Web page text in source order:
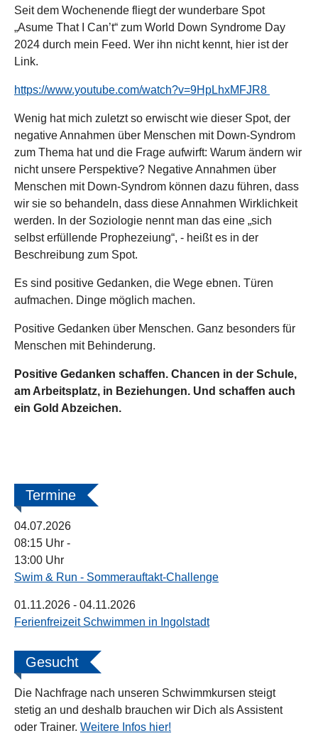
Seit dem Wochenende fliegt der wunderbare Spot
„Asume That I Can’t“ zum World Down Syndrome Day
2024 durch mein Feed. Wer ihn nicht kennt, hier ist der
Link.
https://www.youtube.com/watch?v=9HpLhxMFJR8
Wenig hat mich zuletzt so erwischt wie dieser Spot, der
negative Annahmen über Menschen mit Down-Syndrom
zum Thema hat und die Frage aufwirft: Warum ändern wir
nicht unsere Perspektive? Negative Annahmen über
Menschen mit Down-Syndrom können dazu führen, dass
wir sie so behandeln, dass diese Annahmen Wirklichkeit
werden. In der Soziologie nennt man das eine „sich
selbst erfüllende Prophezeiung“, - heißt es in der
Beschreibung zum Spot.
Es sind positive Gedanken, die Wege ebnen. Türen
aufmachen. Dinge möglich machen.
Positive Gedanken über Menschen. Ganz besonders für
Menschen mit Behinderung.
Positive Gedanken schaffen. Chancen in der Schule,
am Arbeitsplatz, in Beziehungen. Und schaffen auch
ein Gold Abzeichen.
Termine
04.07.2026
08:15 Uhr -
13:00 Uhr
Swim & Run - Sommerauftakt-Challenge
01.11.2026 - 04.11.2026
Ferienfreizeit Schwimmen in Ingolstadt
Gesucht
Die Nachfrage nach unseren Schwimmkursen steigt
stetig an und deshalb brauchen wir Dich als Assistent
oder Trainer. Weitere Infos hier!